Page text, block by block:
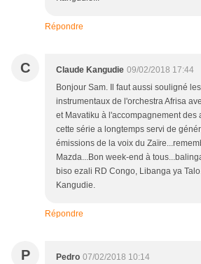
Répondre
C Claude Kangudie 09/02/2018 17:44
Bonjour Sam. Il faut aussi souligné
instrumentaux de l'orchestra Afrisa
et Mavatiku à l'accompagnement des
cette série a longtemps servi de
émissions de la voix du
Mazda...Bon week-end à
biso ezali RD Congo, Libanga ya
Kangudie.
Répondre
P Pedro 07/02/2018 10:14